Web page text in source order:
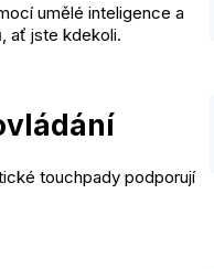
umělé inteligence a
ať jste kdekoli.
touchpady podporují